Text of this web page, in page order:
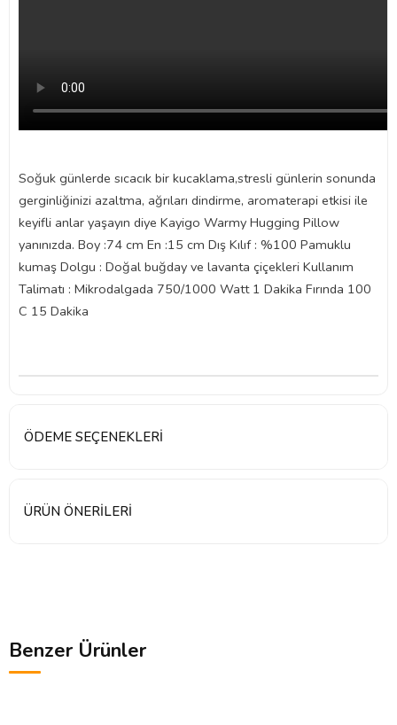
Soğuk günlerde sıcacık bir kucaklama,stresli günlerin sonunda
gerginliğinizi azaltma, ağrıları dindirme, aromaterapi etkisi ile
keyifli anlar yaşayın diye Kayigo Warmy Hugging Pillow
yanınızda. Boy :74 cm En :15 cm Dış Kılıf : %100 Pamuklu
kumaş Dolgu : Doğal buğday ve lavanta çiçekleri Kullanım
Talimatı : Mikrodalgada 750/1000 Watt 1 Dakika Fırında 100
C 15 Dakika
ÖDEME SEÇENEKLERI
ÜRÜN ÖNERILERI
Benzer Ürünler